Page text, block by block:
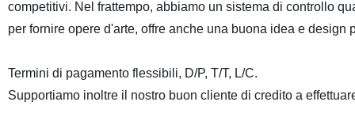
competitivi. Nel frattempo, abbiamo un sistema di controllo
per fornire opere d'arte, offre anche una buona idea e design
Termini di pagamento flessibili, D/P, T/T, L/C.
Supportiamo inoltre il nostro buon cliente di credito a